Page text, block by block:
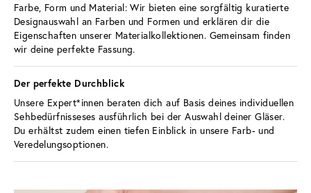
Farbe, Form und Material: Wir bieten eine sorgfältig kuratierte
Designauswahl an Farben und Formen und erklären dir die
Eigenschaften unserer Materialkollektionen. Gemeinsam finden
wir deine perfekte Fassung.
Der perfekte Durchblick
Unsere Expert*innen beraten dich auf Basis deines individuellen
Sehbedürfnisseses ausführlich bei der Auswahl deiner Gläser.
Du erhältst zudem einen tiefen Einblick in unsere Farb- und
Veredelungsoptionen.